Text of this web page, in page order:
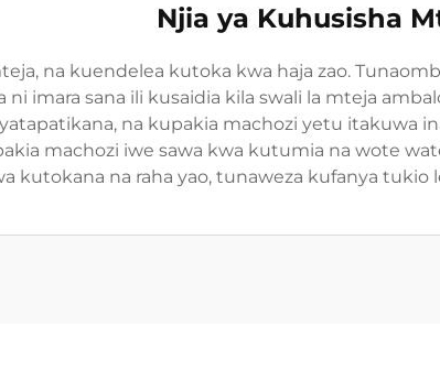
Njia ya Kuhusisha
na kuendelea kutoka kwa haja zao.
imara sana ili kusaidia kila swali la mteja
na kupakia machozi yetu itakuwa
machozi iwe sawa kwa kutumia na wote
kutokana na raha yao, tunaweza kufanya